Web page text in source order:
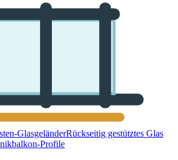
GlasgeländerRückseitig gestütztes Glas
Profile